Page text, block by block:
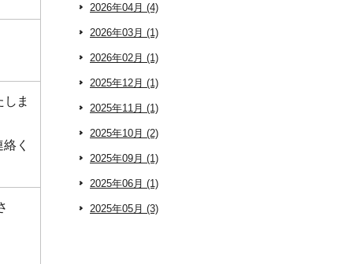
ま
く
2026年04月 (4)
2026年03月 (1)
2026年02月 (1)
2025年12月 (1)
2025年11月 (1)
2025年10月 (2)
2025年09月 (1)
2025年06月 (1)
2025年05月 (3)